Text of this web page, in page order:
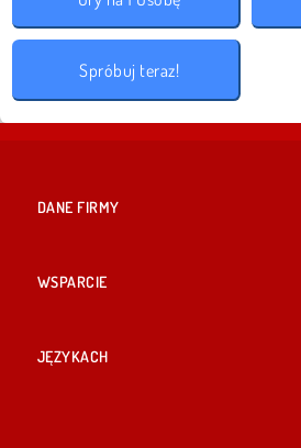
Spróbuj teraz!
DANE FIRMY
WSPARCIE
JĘZYKACH